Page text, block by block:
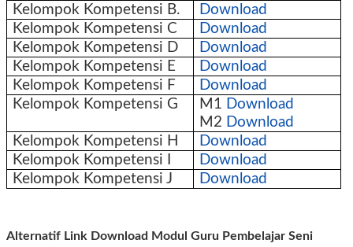
Kelompok Kompetensi B.
Download
Kelompok Kompetensi C
Download
Kelompok Kompetensi D
Download
Kelompok Kompetensi E
Download
Kelompok Kompetensi F
Download
Kelompok Kompetensi G
M1 Download
M2 Download
Kelompok Kompetensi H
Download
Kelompok Kompetensi I
Download
Kelompok Kompetensi J
Download
Alternatif Link Download Modul Guru Pembelajar Seni